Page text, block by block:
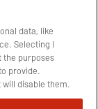
data, like
Selecting I
the purposes
provide.
disable them.
see may not be